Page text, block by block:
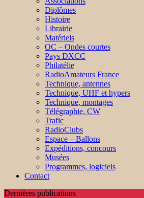
Diplômes
Histoire
Librairie
Matériels
OC – Ondes courtes
Pays DXCC
Philatélie
RadioAmateurs France
Technique, antennes
Technique, UHF et hypers
Technique, montages
Télégraphie, CW
Trafic
RadioClubs
Espace – Ballons
Expéditions, concours
Musées
Programmes, logiciels
Contact
Dernières publications